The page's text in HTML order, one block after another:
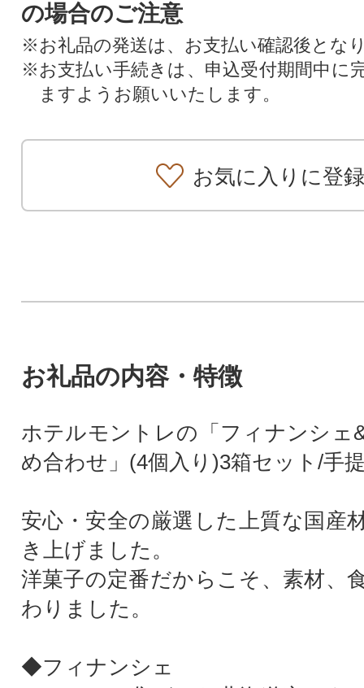
の場合のご注意
※お礼品の発送は、お支払い確認後とな
※お支払い手続きは、申込受付期間中に
ますようお願いいたします。
お気に入りに登録
お礼品の内容・特徴
ホテルモントレの「フィナンシェ
め合わせ」(4個入り)3箱セット/手
安心・安全の厳選した上質な国産
き上げました。
洋菓子の定番だからこそ、素材、
わりました。
◆フィナンシェ